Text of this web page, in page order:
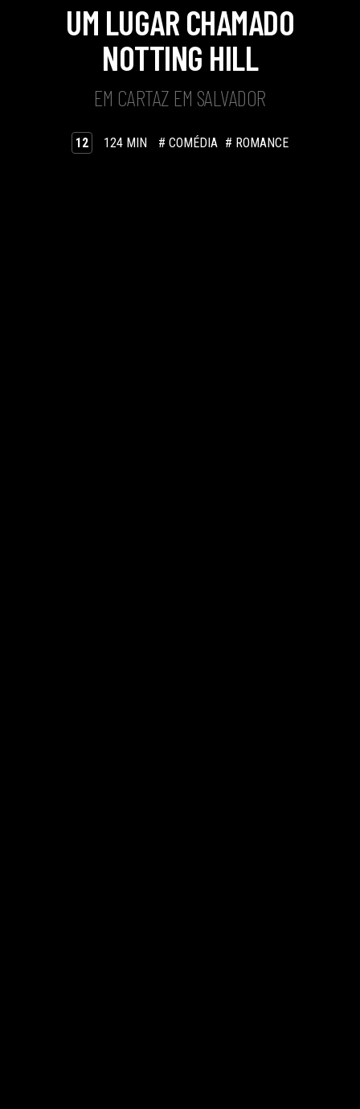
UM LUGAR CHAMADO
NOTTING HILL
EM CARTAZ EM SALVADOR
12 124 MIN # COMÉDIA # ROMANCE